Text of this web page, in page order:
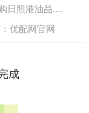
日照港油品....
优配网官网
成